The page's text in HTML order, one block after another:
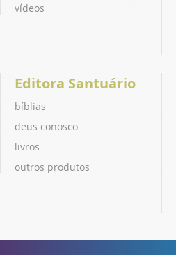
vídeos
Editora Santuário
bíblias
deus conosco
livros
outros produtos